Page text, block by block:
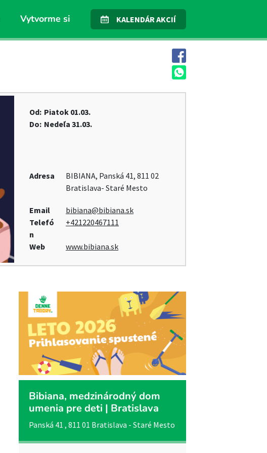
Vytvorme si KALENDÁR AKCIÍ
Od: Piatok01.03.
Do: Nedeľa 31.03.
Adresa
BIBIANA, Panská 41, 811 02
Bratislava- Staré Mesto
Email
bibiana@bibiana.sk
Telefó
n
+421220467111
Web www.bibiana.sk
Bibiana, medzinárodný dom
umenia pre deti | Bratislava
Panská 41 , 811 01 Bratislava - Staré Mesto